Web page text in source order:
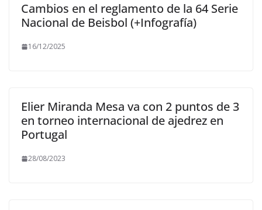
Cambios en el reglamento de la 64 Serie
Nacional de Beisbol (+Infografía)
16/12/2025
Elier Miranda Mesa va con 2 puntos de 3
en torneo internacional de ajedrez en
Portugal
28/08/2023